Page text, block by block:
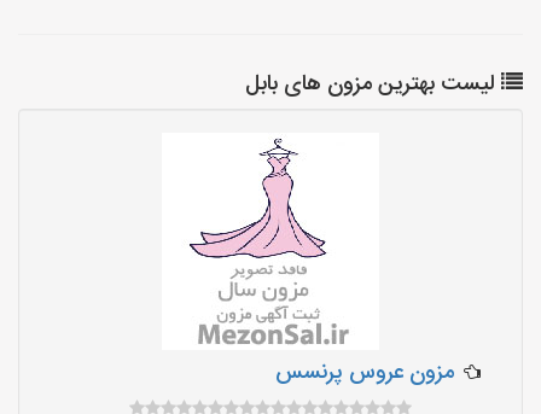
لیست بهترین مزون های بابل
مزون عروس پرنسس